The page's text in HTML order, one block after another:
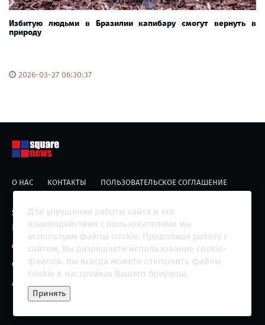
Избитую людьми в Бразилии капибару смогут вернуть в
природу
2026-03-27 06:30:37
О НАС КОНТАКТЫ ПОЛЬЗОВАТЕЛЬСКОЕ СОГЛАШЕНИЕ
Square News– современный информационный
ресурс главных новостей страны.
Адрес редакции: 215010 Гагарин
e-mail:blackfire2001@mail.ru
Агрегатор новостей «Square news» (18+)
Для улучшения работы сайта и его
взаимодействия с пользователями мы
используем файлы cookie. Продолжая работу с
сайтом, Вы разрешаете использование cookie-
файлов. Вы всегда можете отключить файлы
cookie в настройках Вашего браузера.
Принять